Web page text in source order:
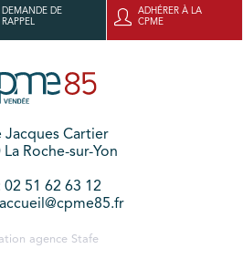
DEMANDE DE
RAPPEL
ADHÉRER À LA
CPME
Jacques Cartier
Roche-sur-Yon
: 02 51 62 63 12
agence Stafe